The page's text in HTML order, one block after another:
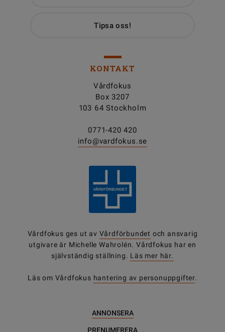
Tipsa oss!
KONTAKT
Vårdfokus
Box 3207
103 64 Stockholm
0771-420 420
info@vardfokus.se
Vårdfokus ges ut av Vårdförbundet och ansvarig
utgivare är Michelle Wahrolén. Vårdfokus har en
självständig ställning. Läs mer här.
Läs om Vårdfokus hantering av personuppgifter.
ANNONSERA
PRENUMERERA